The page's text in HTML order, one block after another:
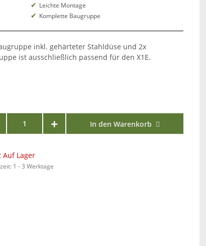
Leichte Montage
Komplette Baugruppe
inkl. gehärteter Stahldüse und 2x
ist ausschließlich passend für den X1E.
In den Warenkorb
Auf Lager
1 - 3 Werktage